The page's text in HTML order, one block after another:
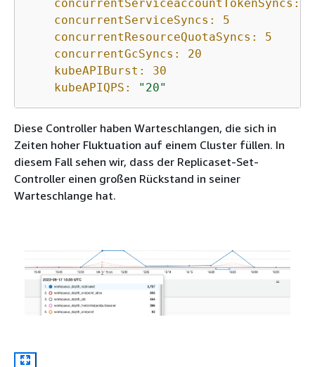
concurrentServiceaccountTokenSyncs:
concurrentServiceSyncs:
5
concurrentResourceQuotaSyncs:
5
concurrentGcSyncs:
20
kubeAPIBurst:
30
kubeAPIQPS:
"20"
Diese Controller haben Warteschlangen, die sich in
Zeiten hoher Fluktuation auf einem Cluster füllen. In
diesem Fall sehen wir, dass der Replicaset-Set-
Controller einen großen Rückstand in seiner
Warteschlange hat.